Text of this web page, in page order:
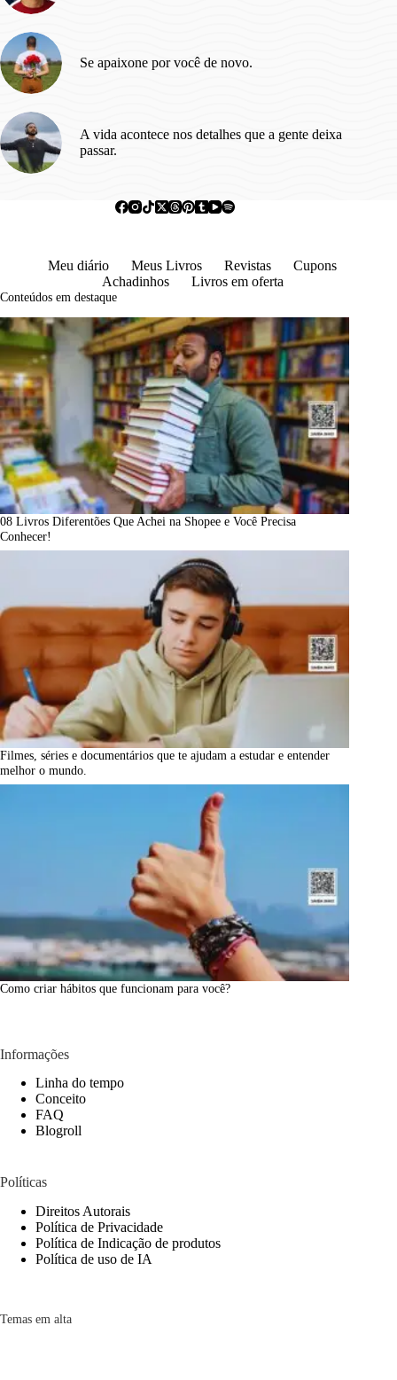
Se apaixone por você de novo.
A vida acontece nos detalhes que a gente deixa
passar.
Meu diário Meus Livros Revistas
Cupons
Achadinhos
Livros em oferta
Conteúdos em destaque
08 Livros Diferentões Que Achei na Shopee e Você Precisa
Conhecer!
Filmes, séries e documentários que te ajudam a estudar e entender
melhor o mundo.
Como criar hábitos que funcionam para você?
Informações
Linha do tempo
Conceito
FAQ
Blogroll
Políticas
Direitos Autorais
Política de Privacidade
Política de Indicação de produtos
Política de uso de IA
Temas em alta